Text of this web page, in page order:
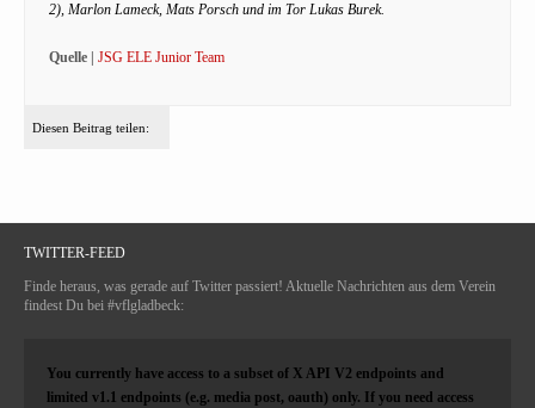
2), Marlon Lameck, Mats Porsch und im Tor Lukas Burek.
Quelle | JSG ELE Junior Team
Diesen Beitrag teilen:
TWITTER-FEED
Finde heraus, was gerade auf Twitter passiert! Aktuelle Nachrichten aus dem Verein
findest Du bei #vflgladbeck:
You currently have access to a subset of X API V2 endpoints and
limited v1.1 endpoints (e.g. media post, oauth) only. If you need access